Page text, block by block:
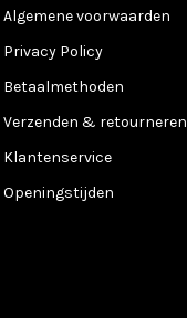
Algemene voorwaarden
Privacy Policy
Betaalmethoden
Verzenden & retourneren
Klantenservice
Openingstijden